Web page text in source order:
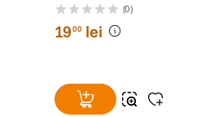
(0)
1900 lei